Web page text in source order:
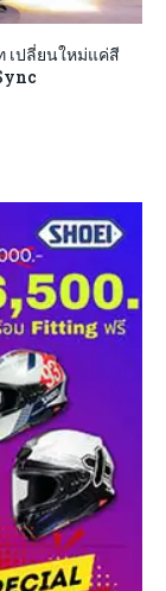
เปลี่ยนใหม่แค่สี